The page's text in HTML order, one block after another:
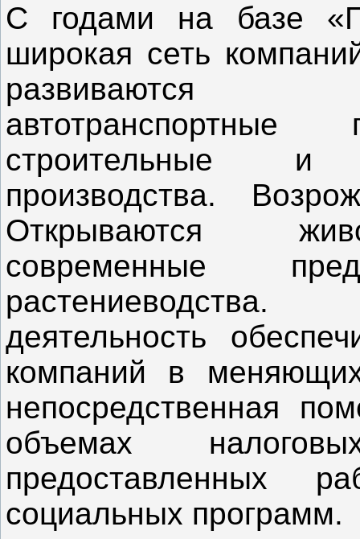
С годами на базе
широкая сеть
развиваются
автотранспортные
строительные и
производства.
Открываются
современные
деятельность
компаний в
непосредственная
объемах
предоставленных
социальных программ.